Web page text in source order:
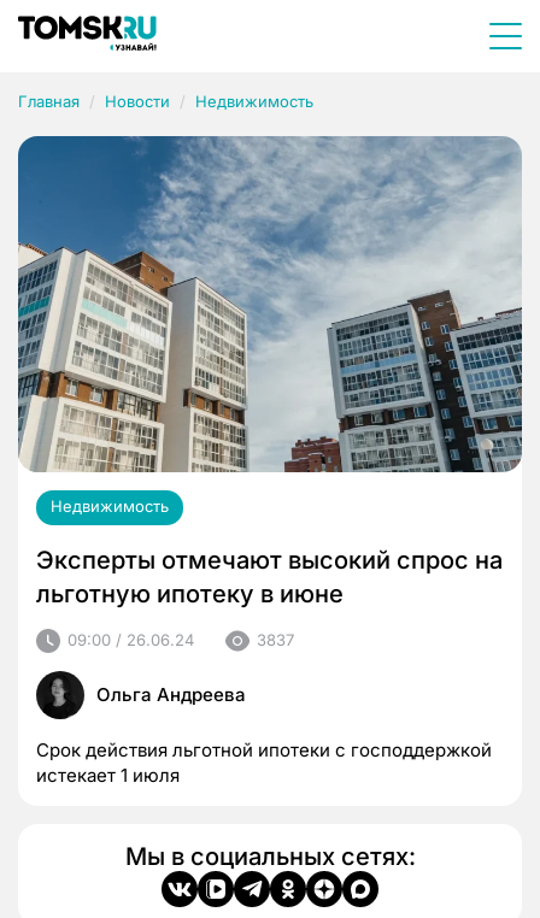
Главная Новости Недвижимость
Недвижимость
Эксперты отмечают высокий спрос на
льготную ипотеку в июне
09:00 / 26.06.24 3837
Ольга Андреева
Срок действия льготной ипотеки с господдержкой
истекает 1 июля
Мы в социальных сетях: